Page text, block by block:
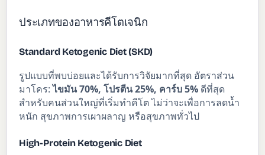
ประเภทของอาหารคีโตเจนิก
Standard Ketogenic Diet (SKD)
รูปแบบที่พบบ่อยและได้รับการวิจัยมากที่สุด อัตราส่วน
มาโคร:ไขมัน 70%, โปรตีน 25%, คาร์บ 5% ดีที่สุด
สำหรับคนส่วนใหญ่ที่เริ่มทำคีโต ไม่ว่าจะเพื่อการลดน้ำ
หนัก สุขภาพการเผาผลาญ หรือสุขภาพทั่วไป
High-Protein Ketogenic Diet